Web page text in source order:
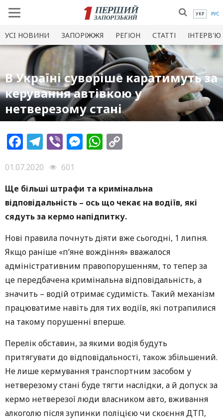
УКР РУС
УСI НОВИНИ ЗАПОРІЖЖЯ РЕГІОН СТАТТІ ІНТЕРВ'Ю
В Україні суворіше каратимуть за
керування автівкою у
нетверезому стані
Facebook
Telegram
ViberMessenger
WhatsApp
01.07.2020
601
Ще більші штрафи та кримінальна
відповідальність – ось що чекає на водіїв, які
сядуть за кермо напідпитку.
Нові правила почнуть діяти вже сьогодні, 1 липня.
Якщо раніше «п’яне вождіння» вважалося
адміністративним правопорушенням, то тепер за
це передбачена кримінальна відповідальність, а
значить – водій отримає судимість. Такий механізм
працюватиме навіть для тих водіїв, які потрапилися
на такому порушенні вперше.
Перелік обставин, за якими водія будуть
притягувати до відповідальності, також збільшений.
Не лише кермування транспортним засобом у
нетверезому стані буде тягти наслідки, а й допуск за
кермо нетверезої люди власником авто, вживання
алкоголю після зупинки поліцією чи скоєння ДТП,